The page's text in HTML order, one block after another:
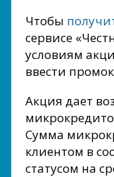
Чтобы
сервисе
условиям
ввести
Акция дает
Сумма
клиентом в
статусом на